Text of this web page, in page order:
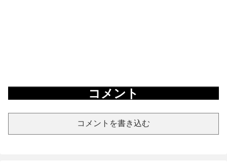
コメント
コメントを書き込む